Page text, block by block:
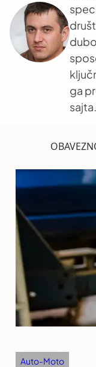
ga
sajta.
Auto-Moto